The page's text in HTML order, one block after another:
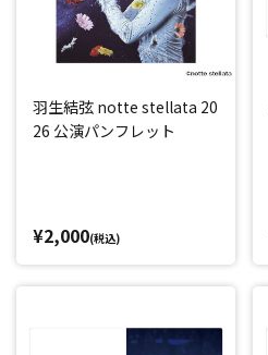
羽生結弦 notte stellata 20
26 公演パンフレット
¥2,000(税込)